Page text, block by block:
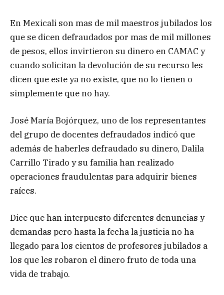
En Mexicali son mas de mil maestros jubilados los
que se dicen defraudados por mas de mil millones
de pesos, ellos invirtieron su dinero en CAMAC y
cuando solicitan la devolución de su recurso les
dicen que este ya no existe, que no lo tienen o
simplemente que no hay.
José María Bojórquez, uno de los representantes
del grupo de docentes defraudados indicó que
además de haberles defraudado su dinero, Dalila
Carrillo Tirado y su familia han realizado
operaciones fraudulentas para adquirir bienes
raíces.
Dice que han interpuesto diferentes denuncias y
demandas pero hasta la fecha la justicia no ha
llegado para los cientos de profesores jubilados a
los que les robaron el dinero fruto de toda una
vida de trabajo.